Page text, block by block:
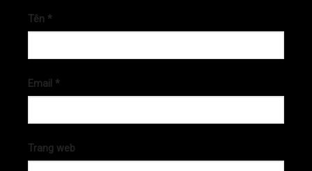
Tên *
Email *
Trang web